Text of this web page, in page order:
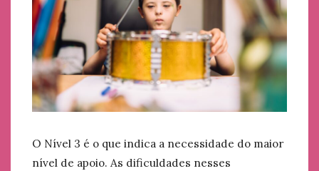
O Nível 3 é o que indica a necessidade do maior
nível de apoio. As dificuldades nesses